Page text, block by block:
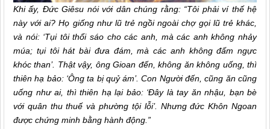
Khi ấy, Đức Giêsu nói với dân chúng rằng: “Tôi phải ví thế hệ
này với ai? Họ giống như lũ trẻ ngồi ngoài chợ gọi lũ trẻ khác,
và nói: ‘Tụi tôi thổi sáo cho các anh, mà các anh không nhảy
múa; tụi tôi hát bài đưa đám, mà các anh không đấm ngực
khóc than’. Thật vậy, ông Gioan đến, không ăn không uống, thì
thiên hạ bảo: ‘Ông ta bị quỷ ám’. Con Người đến, cũng ăn cũng
uống như ai, thì thiên hạ lại bảo: ‘Ðây là tay ăn nhậu, bạn bè
với quân thu thuế và phường tội lỗi’. Nhưng đức Khôn Ngoan
được chứng minh bằng hành động.”